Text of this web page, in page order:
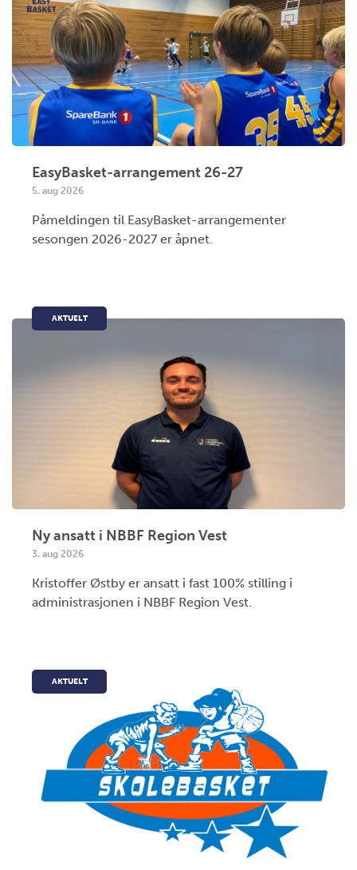
EasyBasket-arrangement 26-27
5. aug 2026
Påmeldingen til EasyBasket-arrangementer
sesongen 2026-2027 er åpnet.
AKTUELT
Ny ansatt i NBBF Region Vest
3. aug 2026
Kristoffer Østby er ansatt i fast 100% stilling i
administrasjonen i NBBF Region Vest.
AKTUELT